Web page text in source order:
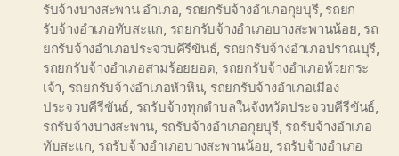
รับจ้างบางสะพาน อำเภอ, รถยกรับจ้างอำเภอกุยบุรี, รถยก
รับจ้างอำเภอทับสะแก, รถยกรับจ้างอำเภอบางสะพานน้อย, รถ
ยกรับจ้างอำเภอประจวบคีรีขันธ์, รถยกรับจ้างอำเภอปราณบุรี,
รถยกรับจ้างอำเภอสามร้อยยอด, รถยกรับจ้างอำเภอห้วยกระ
เจ้า, รถยกรับจ้างอำเภอหัวหิน, รถยกรับจ้างอำเภอเมือง
ประจวบคีรีขันธ์, รถรับจ้างทุกตำบลในจังหวัดประจวบคีรีขันธ์,
รถรับจ้างบางสะพาน, รถรับจ้างอำเภอกุยบุรี, รถรับจ้างอำเภอ
ทับสะแก, รถรับจ้างอำเภอบางสะพานน้อย, รถรับจ้างอำเภอ